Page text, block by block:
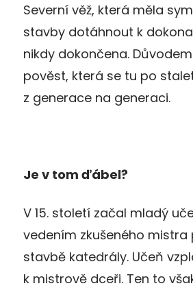
Severní věž, která měla
stavby dotáhnout k
nikdy dokončena.
pověst, která se tu po
z generace na generaci.
Je v tom ďábel?
V 15. století začal mladý
vedením zkušeného
stavbě katedrály. Učeň
k mistrově dceři. Ten to